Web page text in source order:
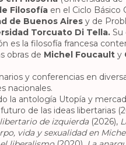
Filosofía en el Ciclo Básico
de Buenos Aires y de
Torcuato Di Tella. Su
es la filosofía francesa
obras de Michel Foucault y
y conferencias en
nacionales.
la antología Utopía y
de las ideas libertarias
de izquierda (2026),
vida y sexualidad en